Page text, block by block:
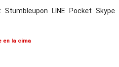
Stumbleupon LINE Pocket Skype
en la cima